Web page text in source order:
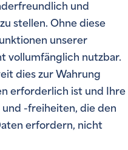
und
stellen. Ohne diese
unserer
vollumfänglich nutzbar.
dies zur Wahrung
erforderlich ist und Ihre
-freiheiten, die den
erfordern, nicht